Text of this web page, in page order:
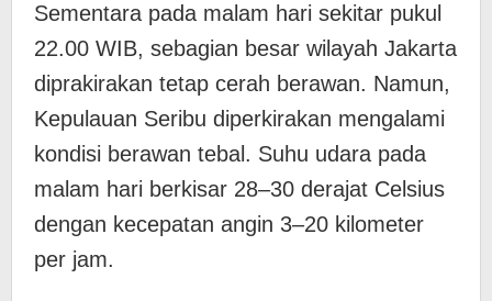
Sementara pada malam hari sekitar pukul
22.00 WIB, sebagian besar wilayah Jakarta
diprakirakan tetap cerah berawan. Namun,
Kepulauan Seribu diperkirakan mengalami
kondisi berawan tebal. Suhu udara pada
malam hari berkisar 28–30 derajat Celsius
dengan kecepatan angin 3–20 kilometer
per jam.